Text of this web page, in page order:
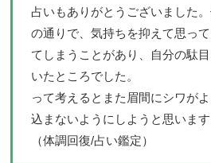
占いもありがとうございました
の通りで、気持ちを抑えて思っ
てしまうことがあり、自分の駄
いたところでした。
って考えるとまた眉間にシワが
込まないようにしようと思います
（体調回復/占い鑑定）